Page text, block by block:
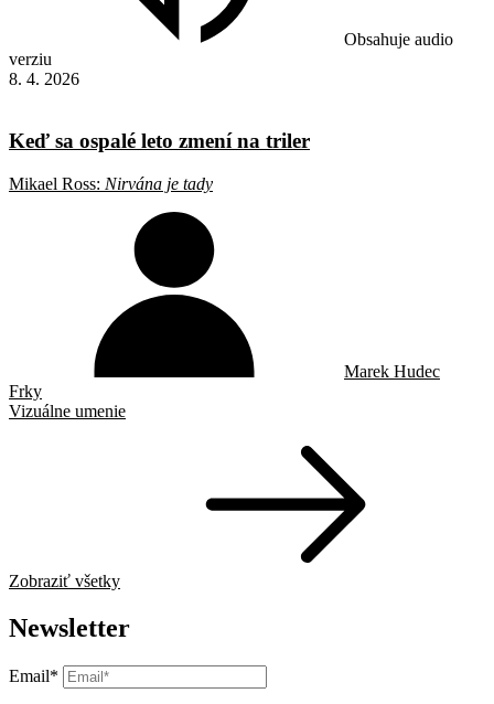
Obsahuje audio
verziu
8. 4. 2026
Keď sa ospalé leto zmení na triler
Mikael Ross: Nirvána je tady
Marek Hudec
Frky
Vizuálne umenie
Zobraziť všetky
Newsletter
Email*